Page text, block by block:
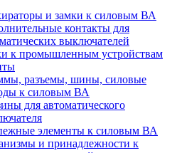
и замки к силовым ВА
контакты для
выключателей
к промышленным устройствам
разъемы, шины, силовые
к силовым ВА
для автоматического
элементы к силовым ВА
и принадлежности к